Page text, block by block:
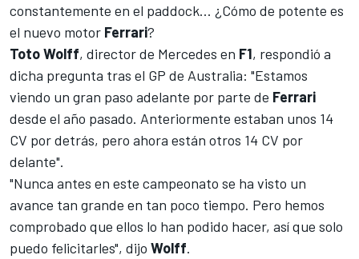
constantemente en el paddock... ¿Cómo de potente es
el nuevo motor Ferrari?
Toto Wolff, director de Mercedes en F1, respondió a
dicha pregunta tras el GP de Australia: "Estamos
viendo un gran paso adelante por parte de Ferrari
desde el año pasado. Anteriormente estaban unos 14
CV por detrás, pero ahora están otros 14 CV por
delante".
"Nunca antes en este campeonato se ha visto un
avance tan grande en tan poco tiempo. Pero hemos
comprobado que ellos lo han podido hacer, así que solo
puedo felicitarles", dijo Wolff.